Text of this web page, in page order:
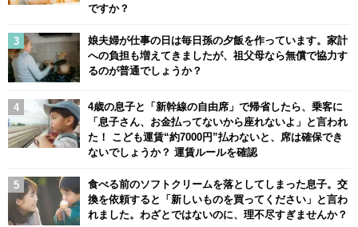
ですか？
娘夫婦が仕事の日は毎日孫の夕飯を作っています。家計
への負担も増えてきましたが、祖父母なら無償で協力す
るのが普通でしょうか？
4歳の息子と「新幹線の自由席」で帰省したら、乗客に
「息子さん、お金払ってないから座れないよ」と言われ
た！ こども運賃“約7000円”払わないと、席は確保でき
ないでしょうか？ 運賃ルールを確認
食べる前のソフトクリームを落としてしまった息子。交
換を依頼すると「新しいものを買ってください」と言わ
れました。わざとではないのに、理不尽すぎませんか？